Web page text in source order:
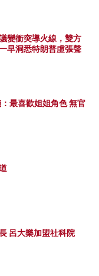
變衝突導火線，雙方
早洞悉特朗普虛張聲
最喜歡姐姐角色 無官
呂大樂加盟社科院